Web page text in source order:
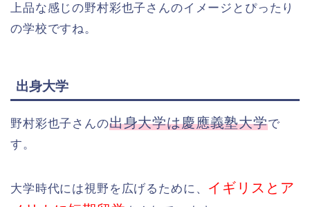
上品な感じの野村彩也子さんのイメージとぴったり
の学校ですね。
出身大学
野村彩也子さんの出身大学は慶應義塾大学で
す。
大学時代には視野を広げるために、 イギリスとア